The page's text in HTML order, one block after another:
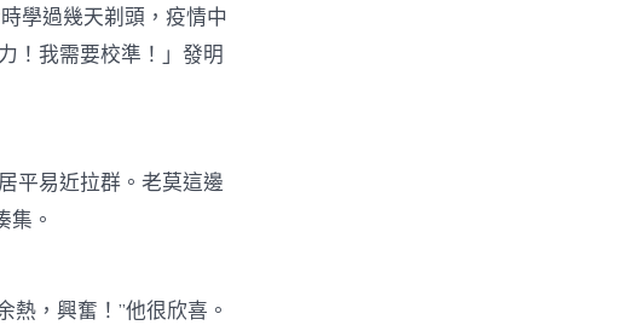
學過幾天剃頭，疫情中
！我需要校準！」發明
平易近拉群。老莫這邊
集。
，興奮！”他很欣喜。